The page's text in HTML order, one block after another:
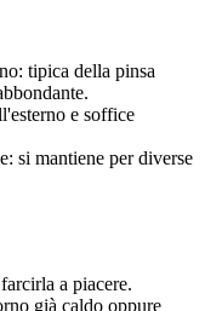
tipica della pinsa
e soffice
si mantiene per diverse
a piacere.
già caldo oppure